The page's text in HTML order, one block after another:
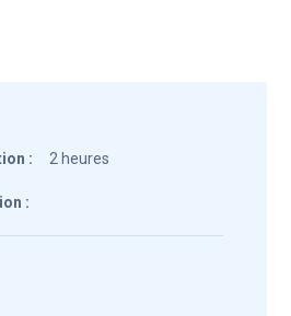
: 2 heures
: